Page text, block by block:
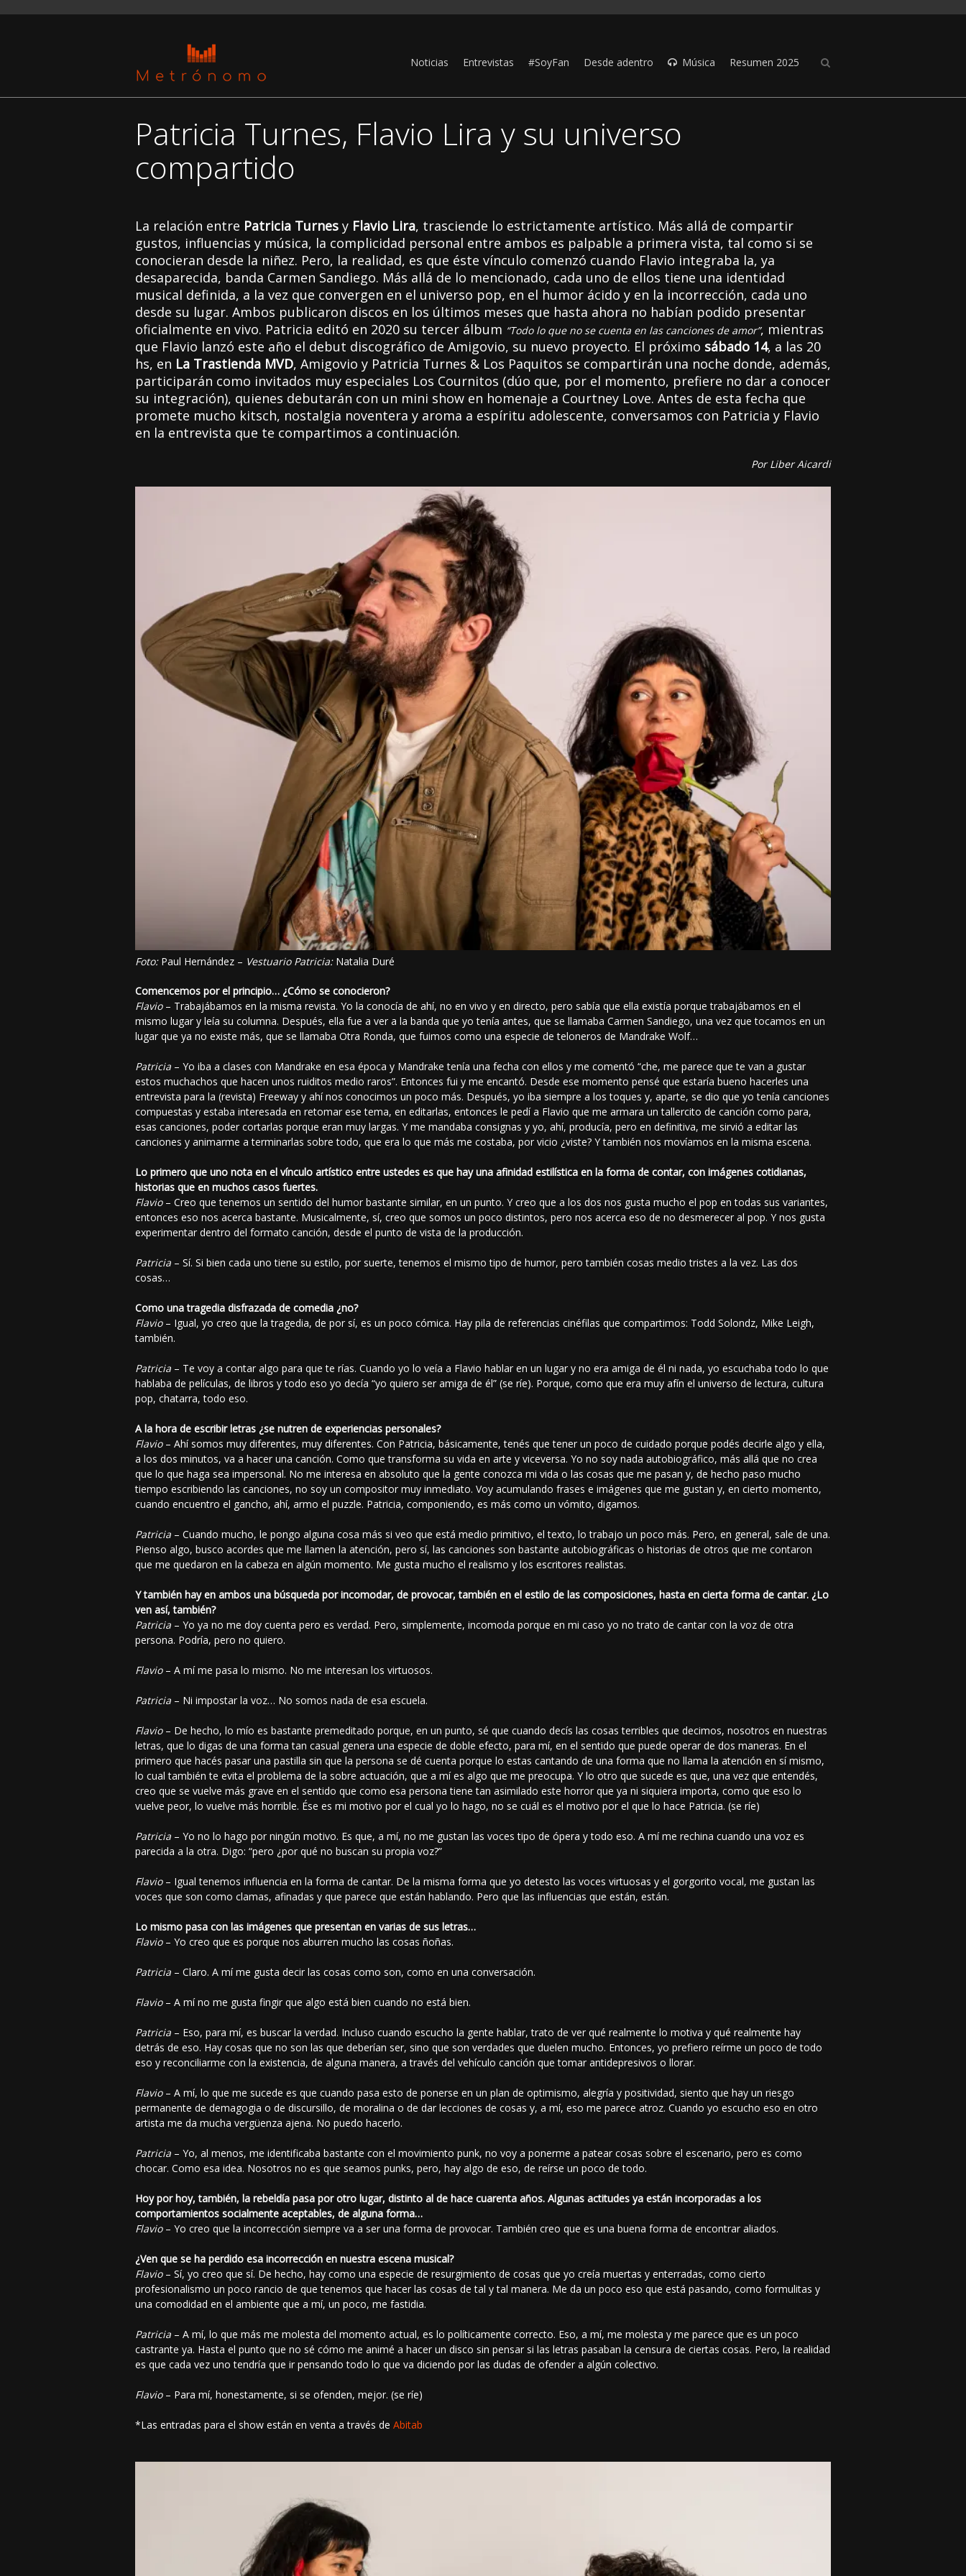
Noticias Entrevistas #SoyFan Desde adentro Música Resumen 2025
Patricia Turnes, Flavio Lira y su universo
compartido
La relación entre Patricia Turnes y Flavio Lira, trasciende lo estrictamente artístico. Más allá de compartir
gustos, influencias y música, la complicidad personal entre ambos es palpable a primera vista, tal como si se
conocieran desde la niñez. Pero, la realidad, es que éste vínculo comenzó cuando Flavio integraba la, ya
desaparecida, banda Carmen Sandiego. Más allá de lo mencionado, cada uno de ellos tiene una identidad
musical definida, a la vez que convergen en el universo pop, en el humor ácido y en la incorrección, cada uno
desde su lugar. Ambos publicaron discos en los últimos meses que hasta ahora no habían podido presentar
oficialmente en vivo. Patricia editó en 2020 su tercer álbum “Todo lo que no se cuenta en las canciones de amor”, mientras
que Flavio lanzó este año el debut discográfico de Amigovio, su nuevo proyecto. El próximo sábado 14, a las 20
hs, en La Trastienda MVD, Amigovio y Patricia Turnes & Los Paquitos se compartirán una noche donde, además,
participarán como invitados muy especiales Los Cournitos (dúo que, por el momento, prefiere no dar a conocer
su integración), quienes debutarán con un mini show en homenaje a Courtney Love. Antes de esta fecha que
promete mucho kitsch, nostalgia noventera y aroma a espíritu adolescente, conversamos con Patricia y Flavio
en la entrevista que te compartimos a continuación.
Por Liber Aicardi
Foto:Paul Hernández – Vestuario Patricia:Natalia Duré
Comencemos por el principio… ¿Cómo se conocieron?
Flavio– Trabajábamos en la misma revista. Yo la conocía de ahí, no en vivo y en directo, pero sabía que ella existía porque trabajábamos en el
mismo lugar y leía su columna. Después, ella fue a ver a la banda que yo tenía antes, que se llamaba Carmen Sandiego, una vez que tocamos en un
lugar que ya no existe más, que se llamaba Otra Ronda, que fuimos como una especie de teloneros de Mandrake Wolf…
Patricia – Yo iba a clases con Mandrake en esa época y Mandrake tenía una fecha con ellos y me comentó “che, me parece que te van a gustar
estos muchachos que hacen unos ruiditos medio raros”. Entonces fui y me encantó. Desde ese momento pensé que estaría bueno hacerles una
entrevista para la (revista) Freeway y ahí nos conocimos un poco más. Después, yo iba siempre a los toques y, aparte, se dio que yo tenía canciones
compuestas y estaba interesada en retomar ese tema, en editarlas, entonces le pedí a Flavio que me armara un tallercito de canción como para,
esas canciones, poder cortarlas porque eran muy largas. Y me mandaba consignas y yo, ahí, producía, pero en definitiva, me sirvió a editar las
canciones y animarme a terminarlas sobre todo, que era lo que más me costaba, por vicio ¿viste? Y también nos movíamos en la misma escena.
Lo primero que uno nota en el vínculo artístico entre ustedes es que hay una afinidad estilística en la forma de contar, con imágenes cotidianas,
historias que en muchos casos fuertes.
Flavio– Creo que tenemos un sentido del humor bastante similar, en un punto. Y creo que a los dos nos gusta mucho el pop en todas sus variantes,
entonces eso nos acerca bastante. Musicalmente, sí, creo que somos un poco distintos, pero nos acerca eso de no desmerecer al pop. Y nos gusta
experimentar dentro del formato canción, desde el punto de vista de la producción.
Patricia – Sí. Si bien cada uno tiene su estilo, por suerte, tenemos el mismo tipo de humor, pero también cosas medio tristes a la vez. Las dos
cosas…
Como una tragedia disfrazada de comedia ¿no?
Flavio– Igual, yo creo que la tragedia, de por sí, es un poco cómica. Hay pila de referencias cinéfilas que compartimos: Todd Solondz, Mike Leigh,
también.
Patricia – Te voy a contar algo para que te rías. Cuando yo lo veía a Flavio hablar en un lugar y no era amiga de él ni nada, yo escuchaba todo lo que
hablaba de películas, de libros y todo eso yo decía “yo quiero ser amiga de él” (se ríe). Porque, como que era muy afín el universo de lectura, cultura
pop, chatarra, todo eso.
A la hora de escribir letras ¿se nutren de experiencias personales?
Flavio– Ahí somos muy diferentes, muy diferentes. Con Patricia, básicamente, tenés que tener un poco de cuidado porque podés decirle algo y ella,
a los dos minutos, va a hacer una canción. Como que transforma su vida en arte y viceversa. Yo no soy nada autobiográfico, más allá que no crea
que lo que haga sea impersonal. No me interesa en absoluto que la gente conozca mi vida o las cosas que me pasan y, de hecho paso mucho
tiempo escribiendo las canciones, no soy un compositor muy inmediato. Voy acumulando frases e imágenes que me gustan y, en cierto momento,
cuando encuentro el gancho, ahí, armo el puzzle. Patricia, componiendo, es más como un vómito, digamos.
Patricia – Cuando mucho, le pongo alguna cosa más si veo que está medio primitivo, el texto, lo trabajo un poco más. Pero, en general, sale de una.
Pienso algo, busco acordes que me llamen la atención, pero sí, las canciones son bastante autobiográficas o historias de otros que me contaron
que me quedaron en la cabeza en algún momento. Me gusta mucho el realismo y los escritores realistas.
Y también hay en ambos una búsqueda por incomodar, de provocar, también en el estilo de las composiciones, hasta en cierta forma de cantar. ¿Lo
ven así, también?
Patricia – Yo ya no me doy cuenta pero es verdad. Pero, simplemente, incomoda porque en mi caso yo no trato de cantar con la voz de otra
persona. Podría, pero no quiero.
Flavio– A mí me pasa lo mismo. No me interesan los virtuosos.
Patricia – Ni impostar la voz… No somos nada de esa escuela.
Flavio– De hecho, lo mío es bastante premeditado porque, en un punto, sé que cuando decís las cosas terribles que decimos, nosotros en nuestras
letras, que lo digas de una forma tan casual genera una especie de doble efecto, para mí, en el sentido que puede operar de dos maneras. En el
primero que hacés pasar una pastilla sin que la persona se dé cuenta porque lo estas cantando de una forma que no llama la atención en sí mismo,
lo cual también te evita el problema de la sobre actuación, que a mí es algo que me preocupa. Y lo otro que sucede es que, una vez que entendés,
creo que se vuelve más grave en el sentido que como esa persona tiene tan asimilado este horror que ya ni siquiera importa, como que eso lo
vuelve peor, lo vuelve más horrible. Ése es mi motivo por el cual yo lo hago, no se cuál es el motivo por el que lo hace Patricia. (se ríe)
Patricia – Yo no lo hago por ningún motivo. Es que, a mí, no me gustan las voces tipo de ópera y todo eso. A mí me rechina cuando una voz es
parecida a la otra. Digo: “pero ¿por qué no buscan su propia voz?”
Flavio– Igual tenemos influencia en la forma de cantar. De la misma forma que yo detesto las voces virtuosas y el gorgorito vocal, me gustan las
voces que son como clamas, afinadas y que parece que están hablando. Pero que las influencias que están, están.
Lo mismo pasa con las imágenes que presentan en varias de sus letras…
Flavio– Yo creo que es porque nos aburren mucho las cosas ñoñas.
Patricia – Claro. A mí me gusta decir las cosas como son, como en una conversación.
Flavio– A mí no me gusta fingir que algo está bien cuando no está bien.
Patricia – Eso, para mí, es buscar la verdad. Incluso cuando escucho la gente hablar, trato de ver qué realmente lo motiva y qué realmente hay
detrás de eso. Hay cosas que no son las que deberían ser, sino que son verdades que duelen mucho. Entonces, yo prefiero reírme un poco de todo
eso y reconciliarme con la existencia, de alguna manera, a través del vehículo canción que tomar antidepresivos o llorar.
Flavio– A mí, lo que me sucede es que cuando pasa esto de ponerse en un plan de optimismo, alegría y positividad, siento que hay un riesgo
permanente de demagogia o de discursillo, de moralina o de dar lecciones de cosas y, a mí, eso me parece atroz. Cuando yo escucho eso en otro
artista me da mucha vergüenza ajena. No puedo hacerlo.
Patricia – Yo, al menos, me identificaba bastante con el movimiento punk, no voy a ponerme a patear cosas sobre el escenario, pero es como
chocar. Como esa idea. Nosotros no es que seamos punks, pero, hay algo de eso, de reírse un poco de todo.
Hoy por hoy, también, la rebeldía pasa por otro lugar, distinto al de hace cuarenta años. Algunas actitudes ya están incorporadas a los
comportamientos socialmente aceptables, de alguna forma…
Flavio– Yo creo que la incorrección siempre va a ser una forma de provocar. También creo que es una buena forma de encontrar aliados.
¿Ven que se ha perdido esa incorrección en nuestra escena musical?
Flavio– Sí, yo creo que sí. De hecho, hay como una especie de resurgimiento de cosas que yo creía muertas y enterradas, como cierto
profesionalismo un poco rancio de que tenemos que hacer las cosas de tal y tal manera. Me da un poco eso que está pasando, como formulitas y
una comodidad en el ambiente que a mí, un poco, me fastidia.
Patricia – A mí, lo que más me molesta del momento actual, es lo políticamente correcto. Eso, a mí, me molesta y me parece que es un poco
castrante ya. Hasta el punto que no sé cómo me animé a hacer un disco sin pensar si las letras pasaban la censura de ciertas cosas. Pero, la realidad
es que cada vez uno tendría que ir pensando todo lo que va diciendo por las dudas de ofender a algún colectivo.
Flavio– Para mí, honestamente, si se ofenden, mejor. (se ríe)
*Las entradas para el show están en venta a través de Abitab